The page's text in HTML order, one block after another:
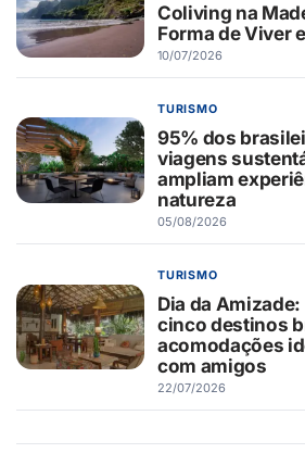
Coliving na
Forma de Viver
10/07/2026
TURISMO
95% dos
viagens
ampliam
natureza
05/08/2026
TURISMO
Dia da
cinco destinos
acomodações
com amigos
22/07/2026